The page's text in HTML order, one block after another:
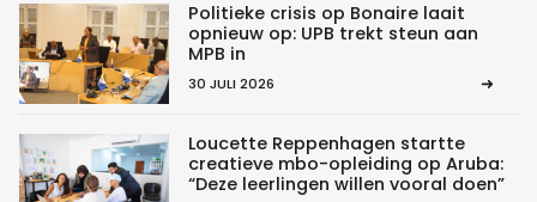
Politieke crisis op Bonaire laait
opnieuw op: UPB trekt steun aan
MPB in
30 JULI 2026
Loucette Reppenhagen startte
creatieve mbo-opleiding op Aruba:
“Deze leerlingen willen vooral doen”